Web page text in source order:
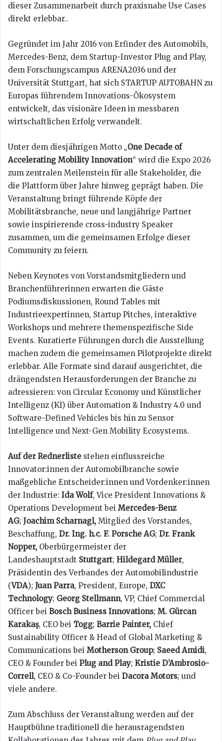
dieser Zusammenarbeit durch praxisnahe Use Cases
direkt erlebbar..
Gegründet im Jahr 2016 von Erfinder des Automobils,
Mercedes-Benz, dem Startup-Investor Plug and Play,
dem Forschungscampus ARENA2036 und der
Universität Stuttgart, hat sich STARTUP AUTOBAHN zu
Europas führendem Innovations-Ökosystem
entwickelt, das visionäre Ideen in messbaren
wirtschaftlichen Erfolg verwandelt.
Unter dem diesjährigen Motto „One Decade of
Accelerating Mobility Innovation“ wird die Expo 2026
zum zentralen Meilenstein für alle Stakeholder, die
die Plattform über Jahre hinweg geprägt haben. Die
Veranstaltung bringt führende Köpfe der
Mobilitätsbranche, neue und langjährige Partner
sowie inspirierende cross-industry Speaker
zusammen, um die gemeinsamen Erfolge dieser
Community zu feiern.
Neben Keynotes von Vorstandsmitgliedern und
Branchenführerinnen erwarten die Gäste
Podiumsdiskussionen, Round Tables mit
Industrieexpertinnen, Startup Pitches, interaktive
Workshops und mehrere themenspezifische Side
Events. Kuratierte Führungen durch die Ausstellung
machen zudem die gemeinsamen Pilotprojekte direkt
erlebbar. Alle Formate sind darauf ausgerichtet, die
drängendsten Herausforderungen der Branche zu
adressieren: von Circular Economy und Künstlicher
Intelligenz (KI) über Automation & Industry 4.0 und
Software-Defined Vehicles bis hin zu Sensor
Intelligence und Next-Gen Mobility Ecosystems.
Auf der Rednerliste stehen einflussreiche
Innovator:innen der Automobilbranche sowie
maßgebliche Entscheider:innen und Vordenker:innen
der Industrie: Ida Wolf, Vice President Innovations &
Operations Development bei Mercedes-Benz
AG; Joachim Scharnagl, Mitglied des Vorstandes,
Beschaffung, Dr. Ing. h.c. F. Porsche AG; Dr. Frank
Nopper, Oberbürgermeister der
Landeshauptstadt Stuttgart; Hildegard Müller,
Präsidentin des Verbandes der Automobilindustrie
(VDA); Juan Parra, President, Europe, DXC
Technology; Georg Stellmann, VP, Chief Commercial
Officer bei Bosch Business Innovations; M. Gürcan
Karakaş, CEO bei Togg; Barrie Painter, Chief
Sustainability Officer & Head of Global Marketing &
Communications bei Motherson Group; Saeed Amidi,
CEO & Founder bei Plug and Play; Kristie D’Ambrosio-
Correll, CEO & Co-Founder bei Dacora Motors; und
viele andere.
Zum Abschluss der Veranstaltung werden auf der
Hauptbühne traditionell die herausragendsten